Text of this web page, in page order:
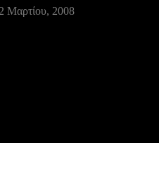
Μαρτίου, 2008